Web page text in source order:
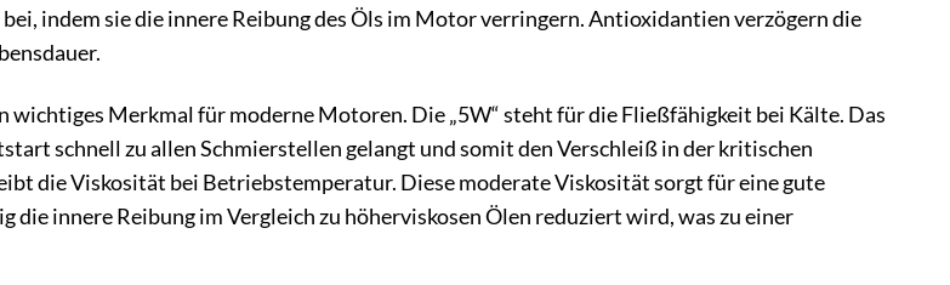
indem sie die innere Reibung des Öls im Motor verringern. Antioxidantien verzögern die
wichtiges Merkmal für moderne Motoren. Die „5W“ steht für die Fließfähigkeit bei Kälte. Das
schnell zu allen Schmierstellen gelangt und somit den Verschleiß in der kritischen
die Viskosität bei Betriebstemperatur. Diese moderate Viskosität sorgt für eine gute
die innere Reibung im Vergleich zu höherviskosen Ölen reduziert wird, was zu einer